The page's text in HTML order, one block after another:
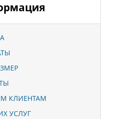
КЛИЕНТАМ
УСЛУГ